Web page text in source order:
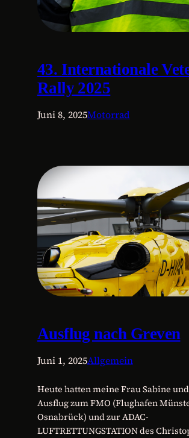
43. Internationale
Rally 2025
Juni 8, 2025Motorrad
Ausflug nach Greven
Juni 1, 2025Allgemein
Heute hatten meine Frau Sabine
Ausflug zum FMO (Flughafen
Osnabrück) und zur ADAC-
LUFTRETTUNGSTATION des